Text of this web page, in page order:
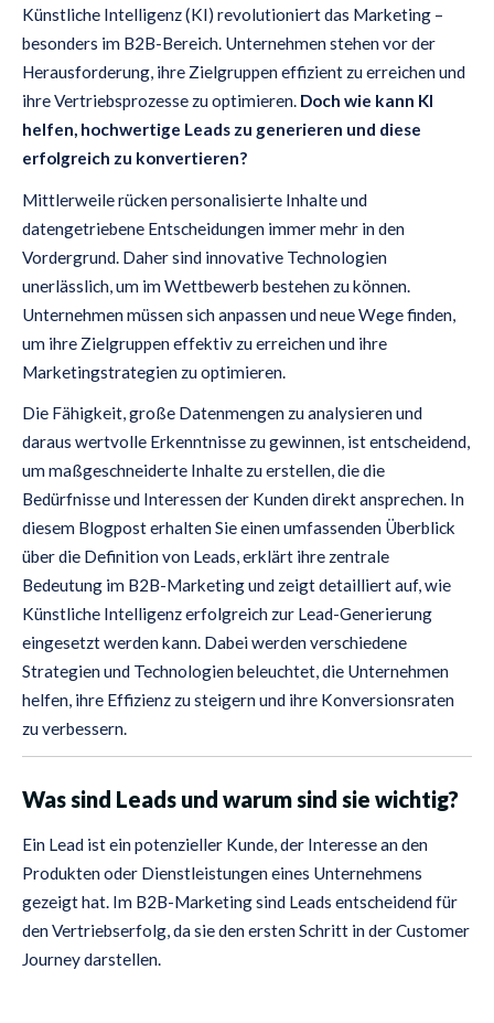
Künstliche Intelligenz (KI) revolutioniert das Marketing –
besonders im B2B-Bereich. Unternehmen stehen vor der
Herausforderung, ihre Zielgruppen effizient zu erreichen und
ihre Vertriebsprozesse zu optimieren. Doch wie kann KI
helfen, hochwertige Leads zu generieren und diese
erfolgreich zu konvertieren?
Mittlerweile rücken personalisierte Inhalte und
datengetriebene Entscheidungen immer mehr in den
Vordergrund. Daher sind innovative Technologien
unerlässlich, um im Wettbewerb bestehen zu können.
Unternehmen müssen sich anpassen und neue Wege finden,
um ihre Zielgruppen effektiv zu erreichen und ihre
Marketingstrategien zu optimieren.
Die Fähigkeit, große Datenmengen zu analysieren und
daraus wertvolle Erkenntnisse zu gewinnen, ist entscheidend,
um maßgeschneiderte Inhalte zu erstellen, die die
Bedürfnisse und Interessen der Kunden direkt ansprechen. In
diesem Blogpost erhalten Sie einen umfassenden Überblick
über die Definition von Leads, erklärt ihre zentrale
Bedeutung im B2B-Marketing und zeigt detailliert auf, wie
Künstliche Intelligenz erfolgreich zur Lead-Generierung
eingesetzt werden kann. Dabei werden verschiedene
Strategien und Technologien beleuchtet, die Unternehmen
helfen, ihre Effizienz zu steigern und ihre Konversionsraten
zu verbessern.
Was sind Leads und warum sind sie wichtig?
Ein Lead ist ein potenzieller Kunde, der Interesse an den
Produkten oder Dienstleistungen eines Unternehmens
gezeigt hat. Im B2B-Marketing sind Leads entscheidend für
den Vertriebserfolg, da sie den ersten Schritt in der Customer
Journey darstellen.